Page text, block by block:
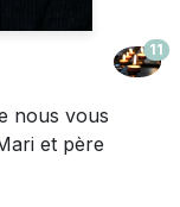
11
nous vous
et père